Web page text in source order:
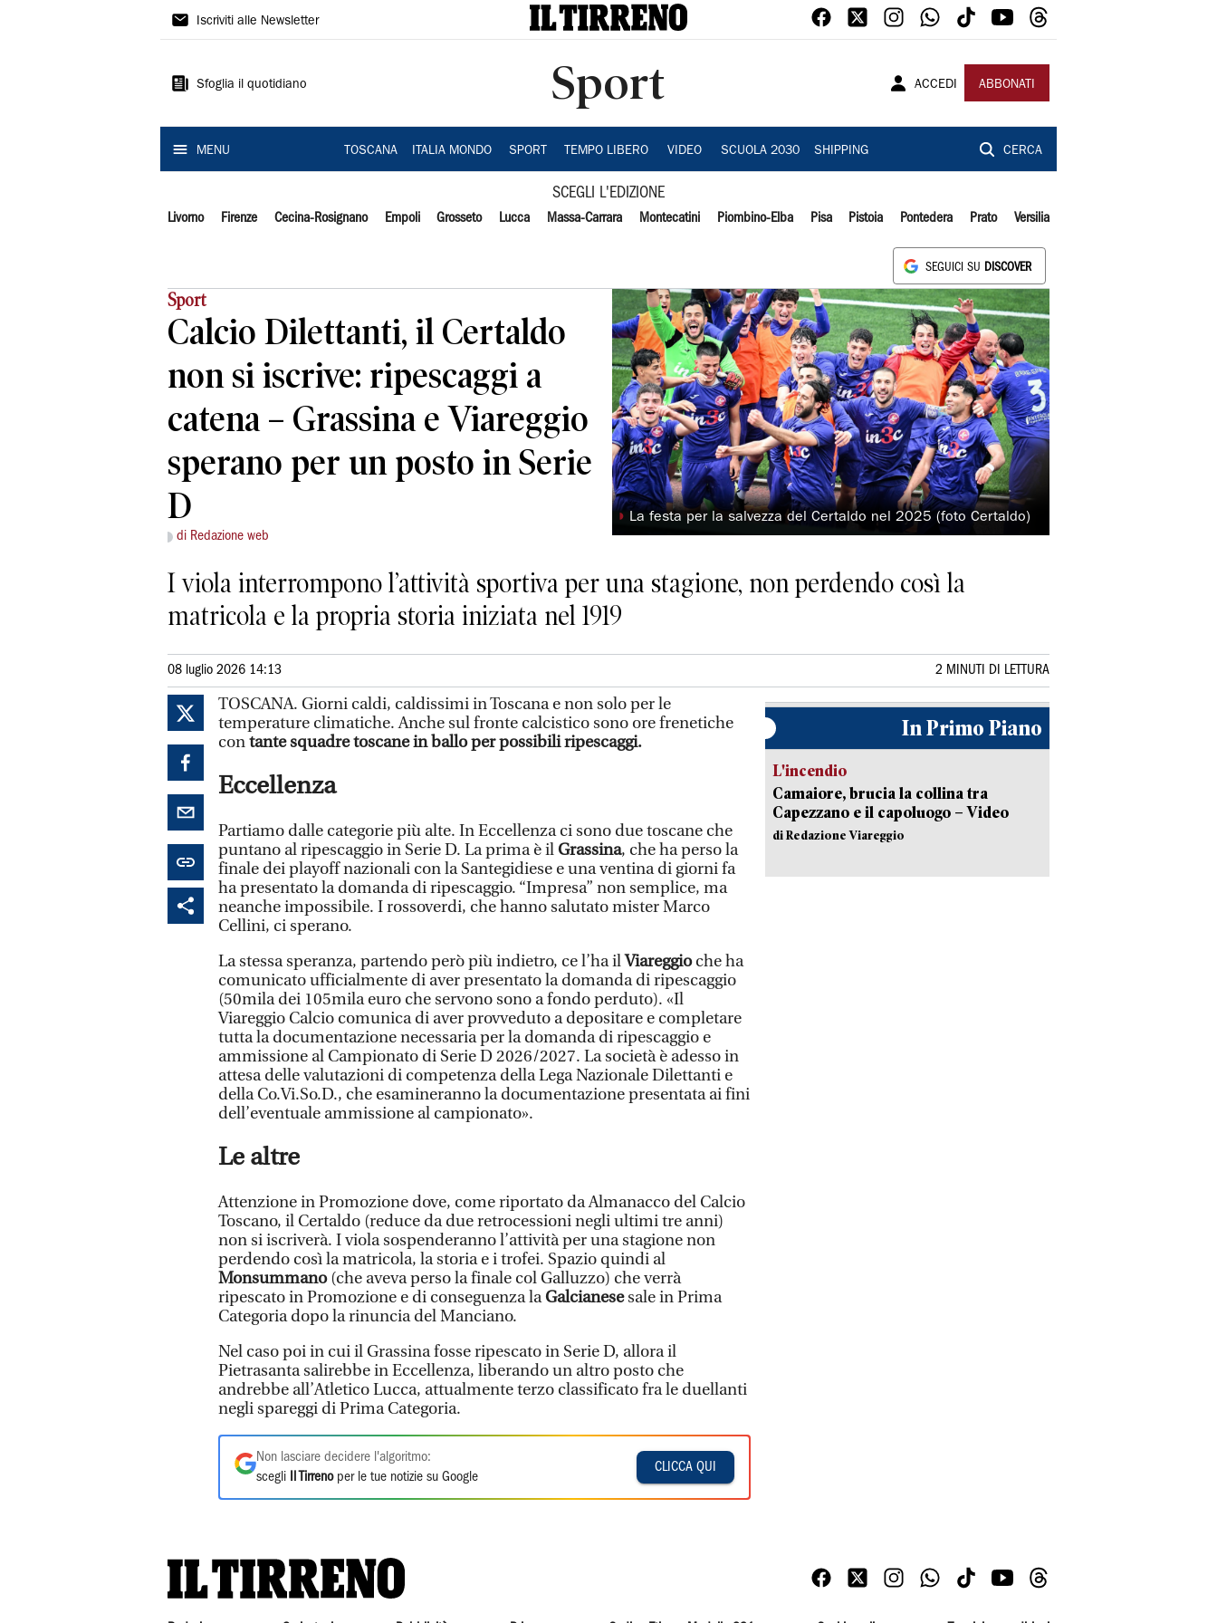
Il
Iscriviti alle Newsletter
Sfoglia il quotidiano Sport ACCEDI ABBONATI
MENU TOSCANA ITALIA MONDO SPORT TEMPO LIBERO VIDEO SCUOLA 2030 SHIPPING CERCA
SCEGLI L'EDIZIONE
Livorno Firenze Cecina-Rosignano Empoli Grosseto Lucca Massa-Carrara Montecatini Piombino-Elba Pisa Pistoia Pontedera Prato Versilia
SEGUICI SU DISCOVER
Sport
Calcio Dilettanti, il Certaldo
non si iscrive: ripescaggi a
catena – Grassina e Viareggio
sperano per un posto in Serie
D
di Redazione web
◗ La festa per la salvezza del Certaldo nel 2025 (foto Certaldo)
I viola interrompono l’attività sportiva per una stagione, non perdendo così la
matricola e la propria storia iniziata nel 1919
08 luglio 2026 14:13 2 MINUTI DI LETTURA
TOSCANA. Giorni caldi, caldissimi in Toscana e non solo per le
temperature climatiche. Anche sul fronte calcistico sono ore frenetiche
contante squadre toscane in ballo per possibili ripescaggi.
Eccellenza
Partiamo dalle categorie più alte. In Eccellenza ci sono due toscane che
puntano al ripescaggio in Serie D. La prima è ilGrassina, che ha perso la
finale dei playoff nazionali con la Santegidiese e una ventina di giorni fa
ha presentato la domanda di ripescaggio. “Impresa” non semplice, ma
neanche impossibile. I rossoverdi, che hanno salutato mister Marco
Cellini, ci sperano.
La stessa speranza, partendo però più indietro, ce l’ha ilViareggioche ha
comunicato ufficialmente di aver presentato la domanda di ripescaggio
(50mila dei 105mila euro che servono sono a fondo perduto). «Il
Viareggio Calcio comunica di aver provveduto a depositare e completare
tutta la documentazione necessaria per la domanda di ripescaggio e
ammissione al Campionato di Serie D 2026/2027. La società è adesso in
attesa delle valutazioni di competenza della Lega Nazionale Dilettanti e
della Co.Vi.So.D., che esamineranno la documentazione presentata ai fini
dell’eventuale ammissione al campionato».
Le altre
Attenzione in Promozione dove, come riportato da Almanacco del Calcio
Toscano, il Certaldo (reduce da due retrocessioni negli ultimi tre anni)
non si iscriverà. I viola sospenderanno l’attività per una stagione non
perdendo così la matricola, la storia e i trofei. Spazio quindi al
Monsummano(che aveva perso la finale col Galluzzo) che verrà
ripescato in Promozione e di conseguenza laGalcianesesale in Prima
Categoria dopo la rinuncia del Manciano.
Nel caso poi in cui il Grassina fosse ripescato in Serie D, allora il
Pietrasanta salirebbe in Eccellenza, liberando un altro posto che
andrebbe all’Atletico Lucca, attualmente terzo classificato fra le duellanti
negli spareggi di Prima Categoria.
Non lasciare decidere l'algoritmo:
scegli
Il Tirrenoper le tue notizie su Google
CLICCA QUI
In Primo Piano
L'incendio
Camaiore, brucia la collina tra
Capezzano e il capoluogo – Video
di Redazione Viareggio